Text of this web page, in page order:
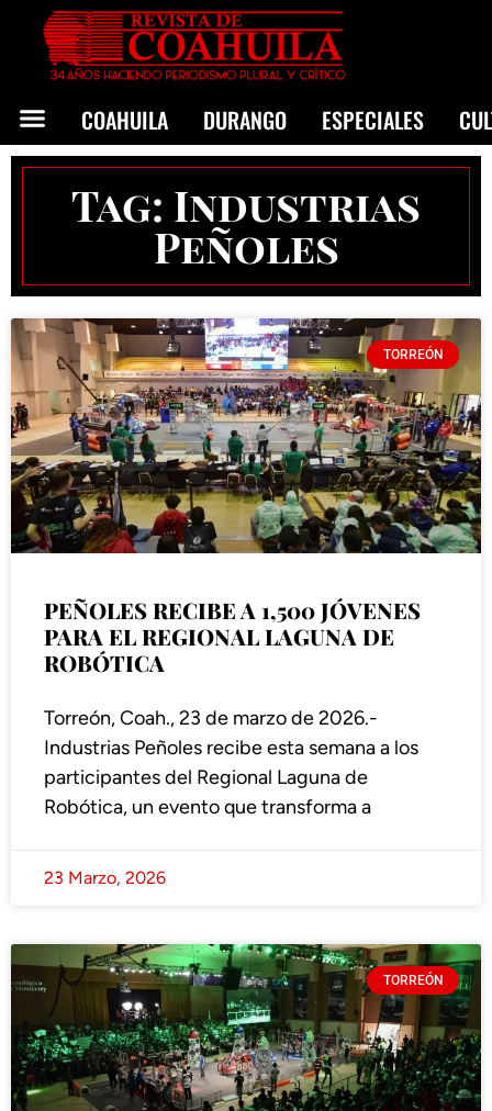
COAHUILA DURANGO ESPECIALES
Tag: Industrias
Peñoles
TORREÓN
PEÑOLES RECIBE A 1,500 JÓVENES
PARA EL REGIONAL LAGUNA DE
ROBÓTICA
Torreón, Coah., 23 de marzo de 2026.-
Industrias Peñoles recibe esta semana a los
participantes del Regional Laguna de
Robótica, un evento que transforma a
23 Marzo, 2026
TORREÓN